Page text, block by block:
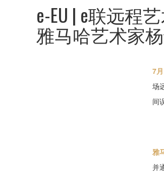
e-EU | e联远程
雅马哈艺术家
7
场
间
雅
并